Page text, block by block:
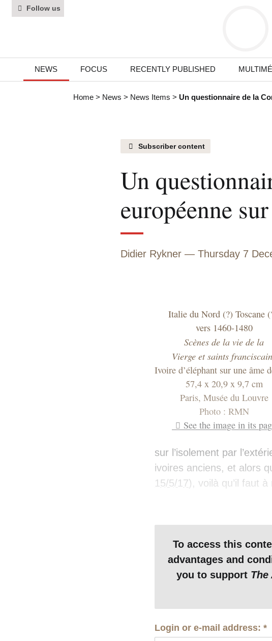
Follow us
NEWS FOCUS RECENTLY PUBLISHED
Home > News > News Items > Un questionnaire de la
Subscriber content
Un
européenne
Didier Rykner Thursday 7
Italie du Nord (?) Toscane
vers 1460-1480
Scènes de la vie de la
Vierge et saints
Ivoire d’éléphant sur une âme
57,4 x 20,9 x 9,7 cm
Paris, Musée du Louvre
Photo : RMN
See the image in its
sur l’isolement par
ivoires anciens, et alors
15/5/17), voilà qu’il faut
To access this
advantages and
you to support The
Login or e-mail address:*